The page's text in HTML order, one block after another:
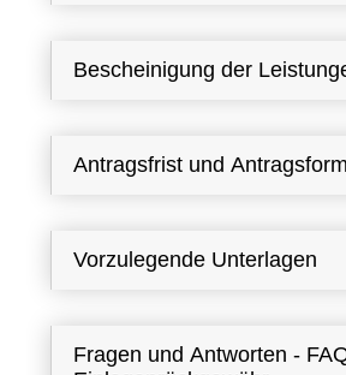
Bescheinigung der
Antragsfrist und
Vorzulegende Unterlagen
Fragen und Antworten -